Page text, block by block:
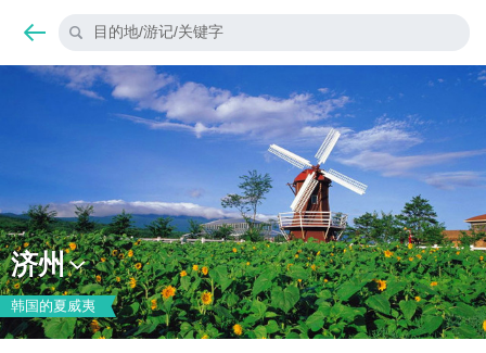
目的地/游记/关键字
济州
韩国的夏威夷